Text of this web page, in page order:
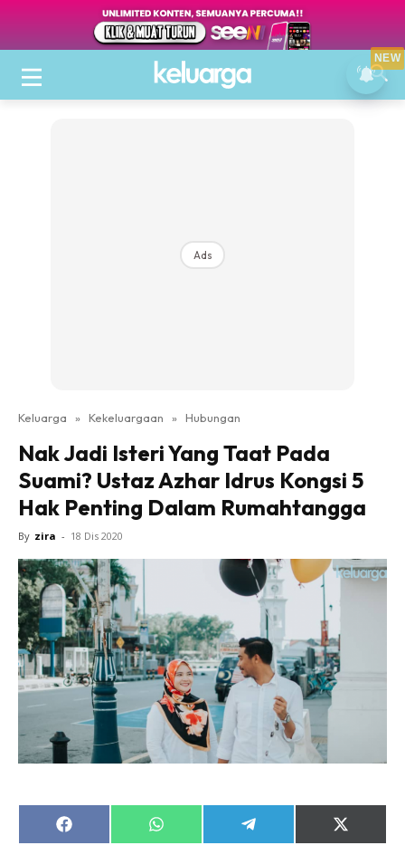
Ads
Keluarga » Kekeluargaan » Hubungan
Nak Jadi Isteri Yang Taat Pada
Suami? Ustaz Azhar Idrus Kongsi 5
Hak Penting Dalam Rumahtangga
By zira - 18 Dis 2020
Share
on
Share
on
Share
on
Share
on
NEW